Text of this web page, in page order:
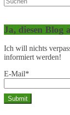
Ja, diesen Blog
Ich will nichts
informiert werden!
E-Mail*